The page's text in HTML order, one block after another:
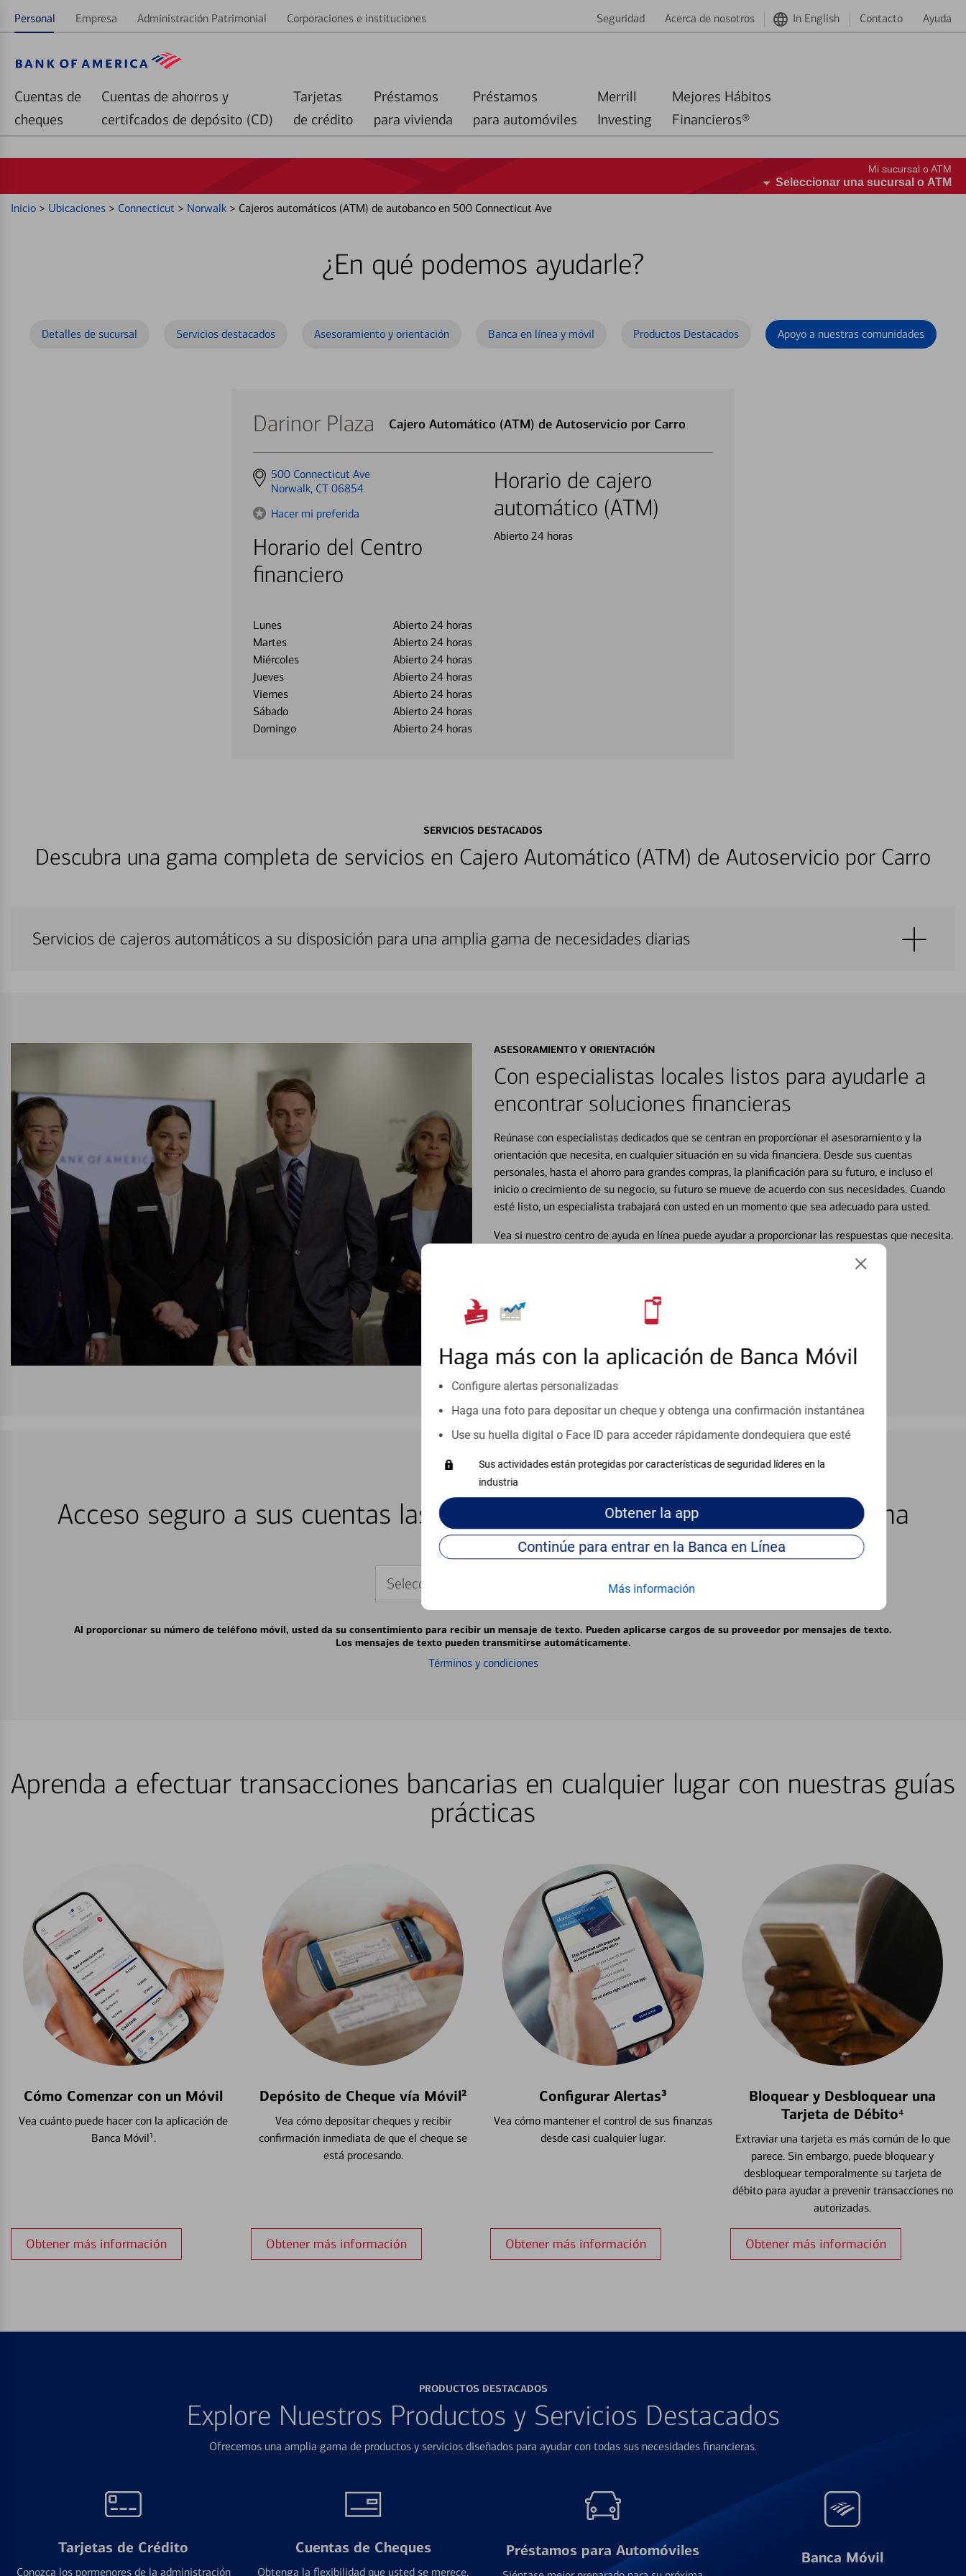
Personal Empresa Administración Patrimonial Corporaciones e instituciones Seguridad Acerca de nosotros In English Contacto Ayuda
Cuentas de
cheques
Cuentas de ahorros y
certifcados de depósito (CD)
Tarjetas
de crédito
Préstamos
para vivienda
Préstamos
para automóviles
Merrill
Investing
Mejores Hábitos
Financieros®
Haga más con la aplicación de Banca Móvil
Configure alertas personalizadas
Haga una foto para depositar un cheque y obtenga una confirmación instantánea
Use su huella digital o Face ID para acceder rápidamente dondequiera que esté
Sus actividades están protegidas por características de seguridad líderes en la
industria
Obtenerla app
Continúe para entrar en la Banca en Línea
Más información
Mi sucursal o ATM
Seleccionar una sucursal o ATM
Inicio > Ubicaciones > Connecticut > Norwalk > Cajeros automáticos (ATM) de autobanco en 500 Connecticut Ave
¿En qué podemos ayudarle?
Detalles de sucursal Servicios destacados Asesoramiento y orientación Banca en línea y móvil Productos Destacados Apoyo a nuestras comunidades
Darinor Plaza Cajero Automático (ATM) de Autoservicio por Carro
Get
directions
500 Connecticut Ave
Norwalk, CT 06854
Hacer mi preferida
Horario del Centro
financiero
Lunes
Abierto 24 horas
Martes
Abierto 24 horas
Miércoles
Abierto 24 horas
Jueves
Abierto 24 horas
Viernes
Abierto 24 horas
Sábado
Abierto 24 horas
Domingo
Abierto 24 horas
Horario de cajero
automático (ATM)
Abierto 24 horas
SERVICIOS DESTACADOS
Descubra una gama completa de servicios en Cajero Automático (ATM) de Autoservicio por Carro
Servicios de cajeros automáticos a su disposición para una amplia gama de necesidades diarias
ASESORAMIENTO Y ORIENTACIÓN
Con especialistas locales listos para ayudarle a
encontrar soluciones financieras
Reúnase con especialistas dedicados que se centran en proporcionar el asesoramiento y la
orientación que necesita, en cualquier situación en su vida financiera. Desde sus cuentas
personales, hasta el ahorro para grandes compras, la planificación para su futuro, e incluso el
inicio o crecimiento de su negocio, su futuro se mueve de acuerdo con sus necesidades. Cuando
esté listo, un especialista trabajará con usted en un momento que sea adecuado para usted.
Vea si nuestro centro de ayuda en línea puede ayudar a proporcionar las respuestas que necesita.
BANCA EN LÍNEA Y MÓVIL
Acceso seguro a sus cuentas las 24 horas del día, los 7 días de la semana
Seleccione su dispositivo
Al proporcionar su número de teléfono móvil, usted da su consentimiento para recibir un mensaje de texto. Pueden aplicarse cargos de su proveedor por mensajes de texto.
Los mensajes de texto pueden transmitirse automáticamente.
Términos y condiciones
Aprenda a efectuar transacciones bancarias en cualquier lugar con nuestras guías
prácticas
Cómo Comenzar con un Móvil
Vea cuánto puede hacer con la aplicación de
Banca Móvil¹.
Obtener más información
Depósito de Cheque vía Móvil²
Vea cómo depositar cheques y recibir
confirmación inmediata de que el cheque se
está procesando.
Obtener más información
Configurar Alertas³
Vea cómo mantener el control de sus finanzas
desde casi cualquier lugar.
Obtener más información
Bloquear y Desbloquear una
Tarjeta de Débito⁴
Extraviar una tarjeta es más común de lo que
parece. Sin embargo, puede bloquear y
desbloquear temporalmente su tarjeta de
débito para ayudar a prevenir transacciones no
autorizadas.
Obtener más información
PRODUCTOS DESTACADOS
Explore Nuestros Productos y Servicios Destacados
Ofrecemos una amplia gama de productos y servicios diseñados para ayudar con todas sus necesidades financieras.
Tarjetas de Crédito
Conozca los pormenores de la administración
Cuentas de Cheques
Obtenga la flexibilidad que usted se merece,
Préstamos para Automóviles Banca Móvil